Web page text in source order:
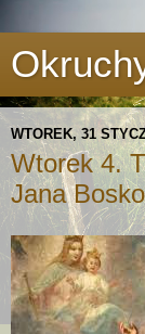
WTOREK, 31
Wtorek 4.
Jana Bosko